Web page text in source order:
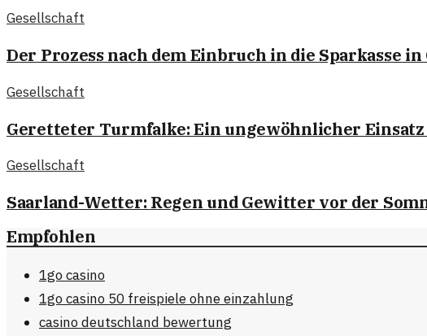
Gesellschaft
Der Prozess nach dem Einbruch in die Sparkasse
Gesellschaft
Geretteter Turmfalke: Ein ungewöhnlicher
Gesellschaft
Saarland-Wetter: Regen und Gewitter vor der
Empfohlen
1go casino
1go casino 50 freispiele ohne einzahlung
casino deutschland bewertung